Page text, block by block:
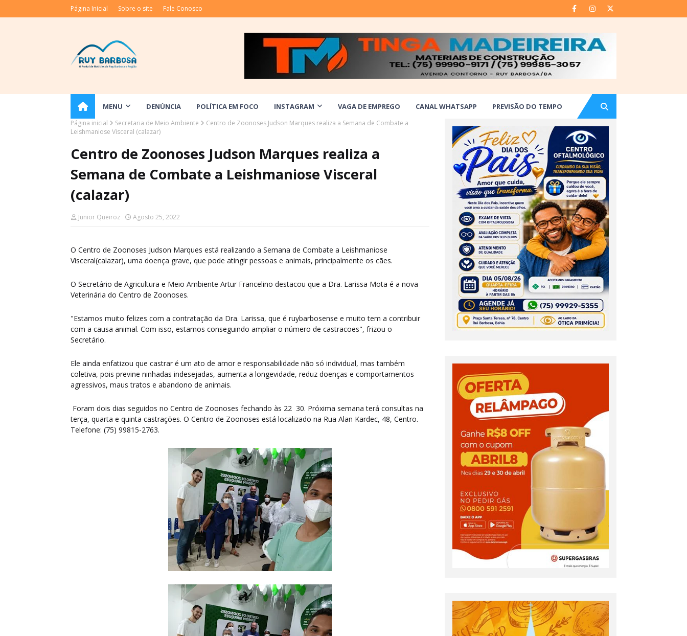
Página Inicial Sobre o site Fale Conosco
MENU DENÚNCIA POLÍTICA EM FOCO INSTAGRAM VAGA DE EMPREGO CANAL WHATSAPP PREVISÃO DO TEMPO
Página inicial Secretaria de Meio Ambiente
Centro de Zoonoses Judson Marques realiza a Semana de Combate a
Leishmaniose Visceral (calazar)
Centro de Zoonoses Judson Marques realiza a
Semana de Combate a Leishmaniose Visceral
(calazar)
Junior Queiroz Agosto 25, 2022
O Centro de Zoonoses Judson Marques está realizando a Semana de Combate a Leishmaniose
Visceral(calazar), uma doença grave, que pode atingir pessoas e animais, principalmente os cães.
O Secretário de Agricultura e Meio Ambiente Artur Francelino destacou que a Dra. Larissa Mota é a nova
Veterinária do Centro de Zoonoses.
"Estamos muito felizes com a contratação da Dra. Larissa, que é ruybarbosense e muito tem a contribuir
com a causa animal. Com isso, estamos conseguindo ampliar o número de castracoes", frizou o
Secretário.
Ele ainda enfatizou que castrar é um ato de amor e responsabilidade não só individual, mas também
coletiva, pois previne ninhadas indesejadas, aumenta a longevidade, reduz doenças e comportamentos
agressivos, maus tratos e abandono de animais.
Foram dois dias seguidos no Centro de Zoonoses fechando às 22 30. Próxima semana terá consultas na
terça, quarta e quinta castrações. O Centro de Zoonoses está localizado na Rua Alan Kardec, 48, Centro.
Telefone: (75) 99815-2763.